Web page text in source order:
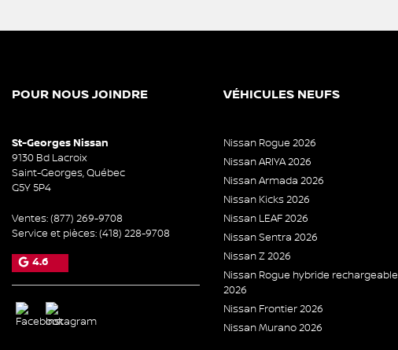
POUR NOUS JOINDRE
St-Georges Nissan
9130 Bd Lacroix
Saint-Georges,Québec
G5Y 5P4
Ventes:(877) 269-9708
Service et pièces:(418) 228-9708
4.6
VÉHICULES NEUFS
Nissan Rogue 2026
Nissan ARIYA 2026
Nissan Armada 2026
Nissan Kicks 2026
Nissan LEAF 2026
Nissan Sentra 2026
Nissan Z 2026
Nissan Rogue hybride rechargeable
2026
Nissan Frontier 2026
Nissan Murano 2026